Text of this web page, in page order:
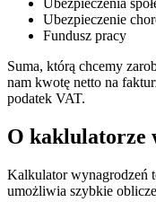
Ubezpieczenia
Ubezpieczenie
Fundusz pracy
Suma, którą chcemy
nam kwotę netto na
podatek VAT.
O kaklulatorze
Kalkulator wynagrodzeń
umożliwia szybkie